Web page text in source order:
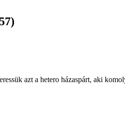
azt a hetero házaspárt, aki